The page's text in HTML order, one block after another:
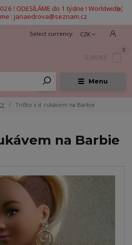
! ODESÍLÁME do 1 týdne ! Worldwide
: janaedrova@seznam.cz
Menu
CZK
0
Tričko s d. rukávem na Barbie
na Barbie